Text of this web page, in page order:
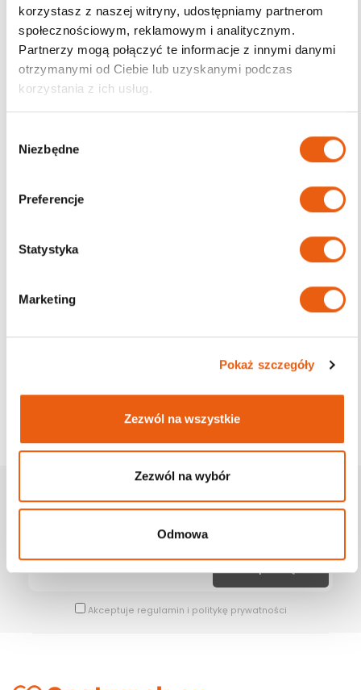
korzystasz z naszej witryny, udostępniamy partnerom
społecznościowym, reklamowym i analitycznym.
Partnerzy mogą połączyć te informacje z innymi danymi
otrzymanymi od Ciebie lub uzyskanymi podczas
korzystania z ich usług.
Niezbędne
Preferencje
Statystyka
Marketing
Pokaż szczegóły
Zezwól na wszystkie
Zezwól na wybór
Odmowa
Darmowa dostawa
od 200zł
Zapisz Się Na Newsletter
Akceptuje regulamin i politykę prywatności